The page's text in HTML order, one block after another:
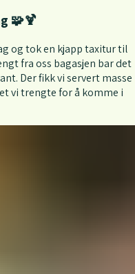
🧩🍹
og tok en kjapp taxitur til
fra oss bagasjen bar det
Der fikk vi servert masse
vi trengte for å komme i